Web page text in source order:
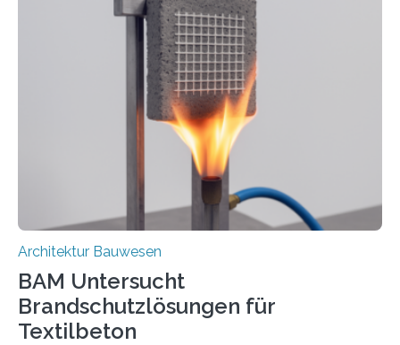
Architektur Bauwesen
BAM Untersucht
Brandschutzlösungen für
Textilbeton